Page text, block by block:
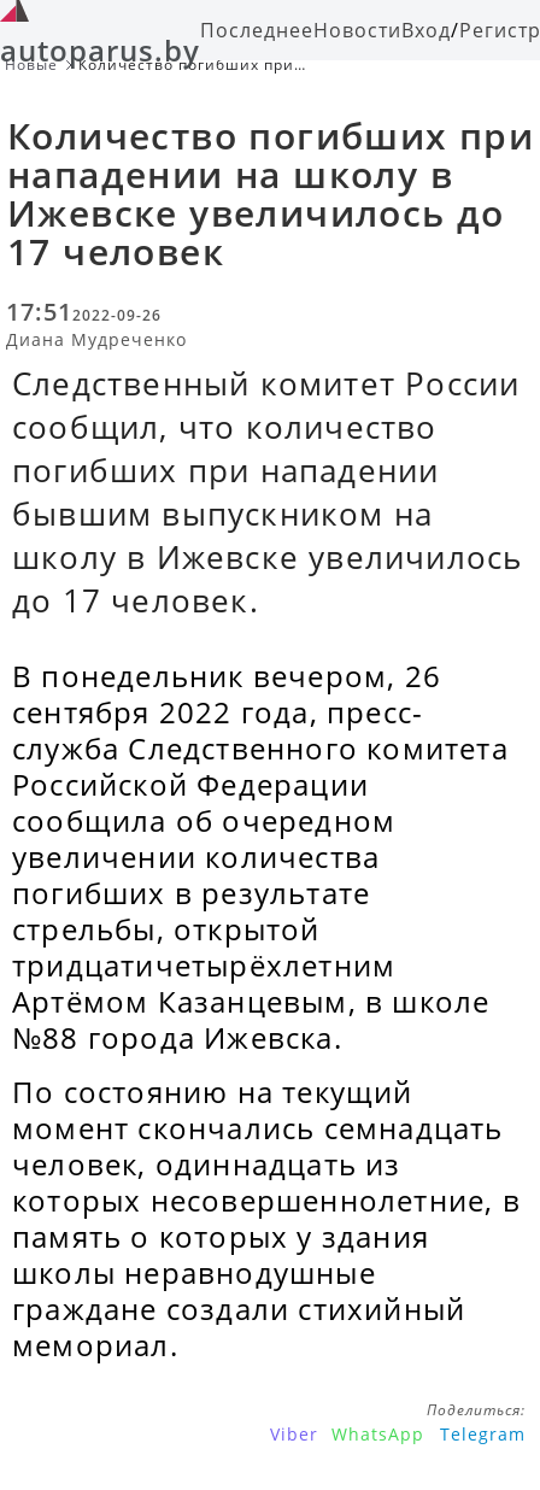
autoparus.byПоследнееНовостиВход/
Новые
Количество погибших при
Количество погибших при
нападении на школу в
Ижевске увеличилось до
17 человек
17:51 2022-09-26
Диана Мудреченко
Следственный комитет России
сообщил, что количество
погибших при нападении
бывшим выпускником на
школу в Ижевске увеличилось
до 17 человек.
В понедельник вечером, 26
сентября 2022 года, пресс-
служба Следственного комитета
Российской Федерации
сообщила об очередном
увеличении количества
погибших в результате
стрельбы, открытой
тридцатичетырёхлетним
Артёмом Казанцевым, в школе
№88 города Ижевска.
По состоянию на текущий
момент скончались семнадцать
человек, одиннадцать из
которых несовершеннолетние, в
память о которых у здания
школы неравнодушные
граждане создали стихийный
мемориал.
Поделиться:
Viber WhatsApp Telegram